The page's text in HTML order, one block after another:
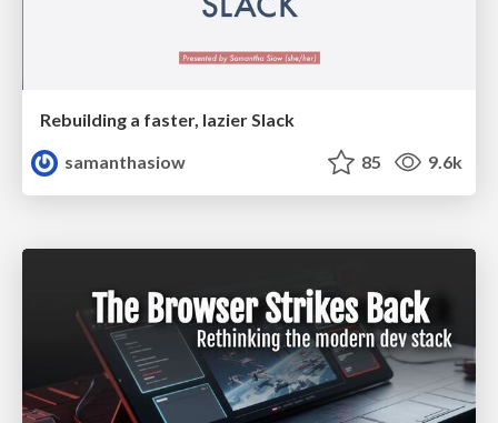
Rebuilding a faster, lazier Slack
samanthasiow
85 9.6k